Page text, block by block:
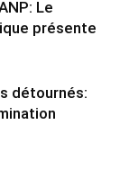
Le
présente
détournés: